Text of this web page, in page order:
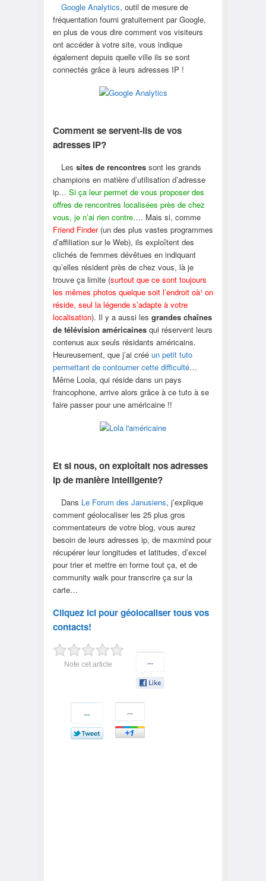
Google Analytics, outil de mesure de
fréquentation fourni gratuitement par Google,
en plus de vous dire comment vos visiteurs
ont accéder à votre site, vous indique
également depuis quelle ville ils se sont
connectés grâce à leurs adresses IP !
Comment se servent-ils de vos
adresses IP?
Les sites de rencontres sont les grands
champions en matière d’utilisation d’adresse
ip… Si ça leur permet de vous proposer des
offres de rencontres localisées près de chez
vous, je n’ai rien contre…. Mais si, comme
Friend Finder(un des plus vastes programmes
d’affiliation sur le Web), ils exploîtent des
clichés de femmes dévêtues en indiquant
qu’elles résident près de chez vous, là je
trouve ça limite (surtout que ce sont toujours
les mêmes photos quelque soit l’endroit oà¹ on
réside, seul la légende s’adapte à votre
localisation). Il y a aussi les grandes chaînes
de télévision américainesqui réservent leurs
contenus aux seuls résidants américains.
Heureusement, que j’ai créé un petit tuto
permettant de contourner cette difficulté…
Même Loola, qui réside dans un pays
francophone, arrive alors grâce à ce tuto à se
faire passer pour une américaine !!
Et si nous, on exploîtait nos adresses
ip de manière intelligente?
Dans Le Forum des Janusiens, j’explique
comment géolocaliser les 25 plus gros
commentateurs de votre blog, vous aurez
besoin de leurs adresses ip, de maxmind pour
récupérer leur longitudes et latitudes, d’excel
pour trier et mettre en forme tout ça, et de
community walk pour transcrire ça sur la
carte…
Cliquez ici pour géolocaliser tous vos
contacts!
Note cet article